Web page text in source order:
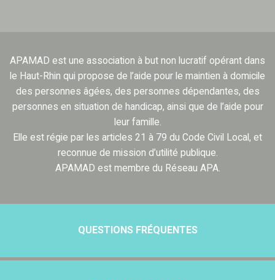
APAMAD est une association à but non lucratif opérant dans
le Haut-Rhin qui propose de l’aide pour le maintien à domicile
des personnes âgées, des personnes dépendantes, des
personnes en situation de handicap, ainsi que de l’aide pour
leur famille.
Elle est régie par les articles 21 à 79 du Code Civil Local, et
reconnue de mission d’utilité publique.
APAMAD est membre du Réseau APA.
QUESTIONS FRÉQUENTES